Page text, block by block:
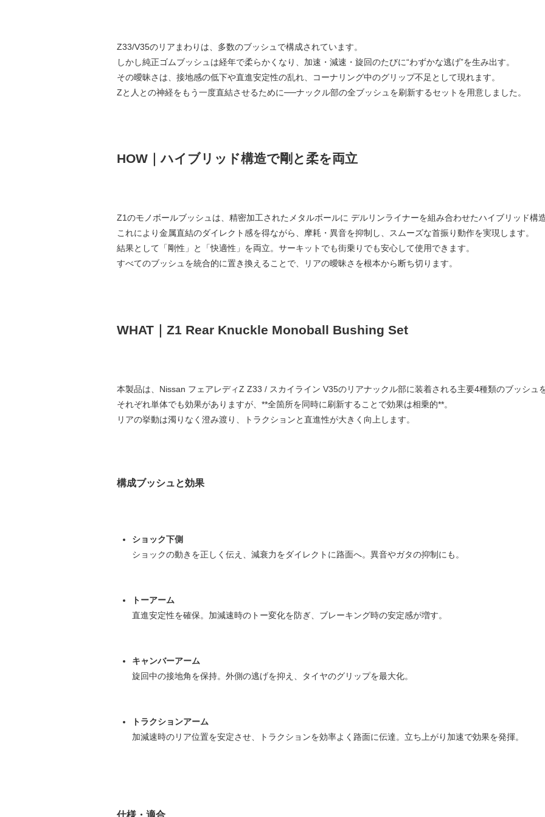
Z33/V35のリアまわりは、多数のブッシュで構成されています。
しかし純正ゴムブッシュは経年で柔らかくなり、加速・減速・旋回のたびに“わずかな逃げ”を生み出す。
その曖昧さは、接地感の低下や直進安定性の乱れ、コーナリング中のグリップ不足として現れます。
Zと人との神経をもう一度直結させるために──ナックル部の全ブッシュを刷新するセットを用意しました。
HOW｜ハイブリッド構造で剛と柔を両立
Z1のモノボールブッシュは、精密加工されたメタルボールに デルリンライナーを組み合わせたハイブリッド構造
これにより金属直結のダイレクト感を得ながら、摩耗・異音を抑制し、スムーズな首振り動作を実現します。
結果として「剛性」と「快適性」を両立。サーキットでも街乗りでも安心して使用できます。
すべてのブッシュを統合的に置き換えることで、リアの曖昧さを根本から断ち切ります。
WHAT｜Z1 Rear Knuckle Monoball Bushing Set
本製品は、Nissan フェアレディZ Z33 / スカイライン V35のリアナックル部に装着される主要4種類のブッシュ
それぞれ単体でも効果がありますが、**全箇所を同時に刷新することで効果は相乗的**。
リアの挙動は濁りなく澄み渡り、トラクションと直進性が大きく向上します。
構成ブッシュと効果
ショック下側
ショックの動きを正しく伝え、減衰力をダイレクトに路面へ。異音やガタの抑制にも。
トーアーム
直進安定性を確保。加減速時のトー変化を防ぎ、ブレーキング時の安定感が増す。
キャンバーアーム
旋回中の接地角を保持。外側の逃げを抑え、タイヤのグリップを最大化。
トラクションアーム
加減速時のリア位置を安定させ、トラクションを効率よく路面に伝達。立ち上がり加速で効果を発揮。
仕様・適合